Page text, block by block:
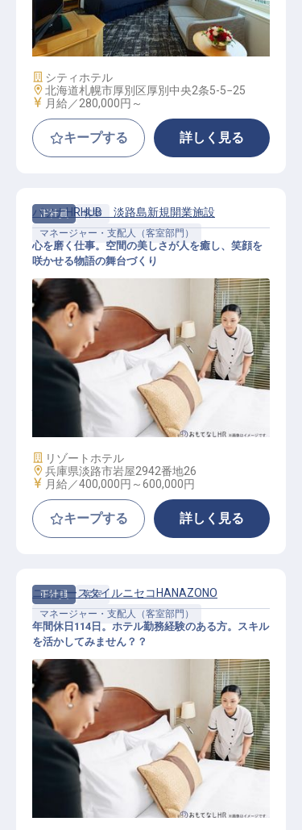
ハウスキーピングマネージャー
施設業態
シティホテル
勤務地
北海道札幌市厚別区厚別中央2条5-5−25
給与
月給／280,000円～
キープする 詳しく見る
正社員
客室
マネージャー・支配人（客室部門）
ハウスキーピング・清掃業務管理者
パソナHRHUB 淡路島新規開業施設
心を磨く仕事。空間の美しさが人を癒し、笑顔を
咲かせる物語の舞台づくり
施設業態
リゾートホテル
勤務地
兵庫県淡路市岩屋2942番地26
給与
月給／400,000円～600,000円
キープする 詳しく見る
正社員
客室
マネージャー・支配人（客室部門）
客室課長（エグゼクティブ・ハウス
キーパー）
ニッコースタイルニセコHANAZONO
年間休日114日。ホテル勤務経験のある方。スキル
を活かしてみません？？